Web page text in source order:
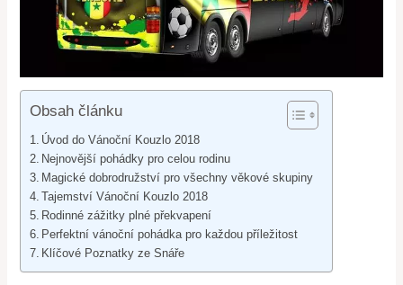
Obsah článku
Úvod do Vánoční Kouzlo 2018
Nejnovější pohádky pro celou rodinu
Magické dobrodružství pro všechny věkové skupiny
Tajemství Vánoční Kouzlo 2018
Rodinné zážitky plné překvapení
Perfektní vánoční pohádka pro každou příležitost
Klíčové Poznatky ze Snáře